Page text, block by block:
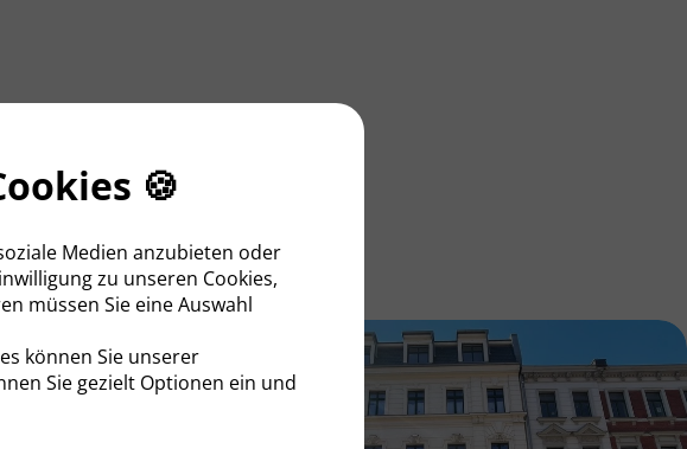
🍪
Medien anzubieten oder
zu unseren Cookies,
müssen Sie eine Auswahl
können Sie unserer
Sie gezielt Optionen ein und